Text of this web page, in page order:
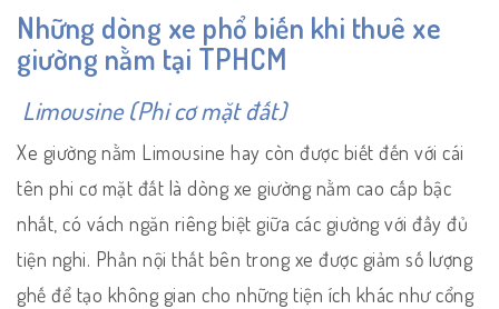
Những dòng xe phổ biến khi thuê xe
giường nằm tại TPHCM
Limousine (Phi cơ mặt đất)
Xe giường nằm Limousine hay còn được biết đến với cái
tên phi cơ mặt đất là dòng xe giường nằm cao cấp bậc
nhất, có vách ngăn riêng biệt giữa các giường với đầy đủ
tiện nghi. Phần nội thất bên trong xe được giảm số lượng
ghế để tạo không gian cho những tiện ích khác như cổng